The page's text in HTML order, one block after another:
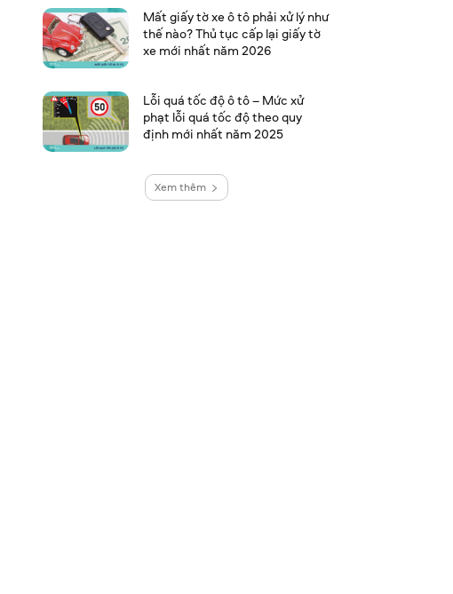
Mất giấy tờ xe ô tô phải xử lý như
thế nào? Thủ tục cấp lại giấy tờ
xe mới nhất năm 2026
Lỗi quá tốc độ ô tô – Mức xử
phạt lỗi quá tốc độ theo quy
định mới nhất năm 2025
Xem thêm